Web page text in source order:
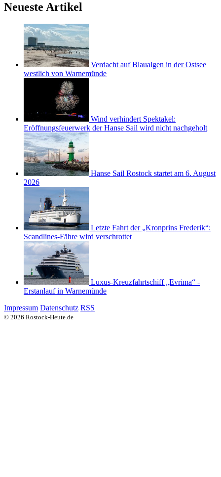
Neueste Artikel
Verdacht auf Blaualgen in der Ostsee
westlich von Warnemünde
Wind verhindert Spektakel:
Eröffnungsfeuerwerk der Hanse Sail wird nicht nachgeholt
Hanse Sail Rostock startet am 6. August
2026
Letzte Fahrt der „Kronprins Frederik“:
Scandlines-Fähre wird verschrottet
Luxus-Kreuzfahrtschiff „Evrima“ -
Erstanlauf in Warnemünde
Impressum Datenschutz RSS
© 2026 Rostock-Heute.de